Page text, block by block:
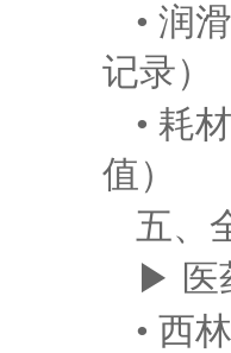
• 润
记录）
• 耗
值）
五、
▶ 医
• 西